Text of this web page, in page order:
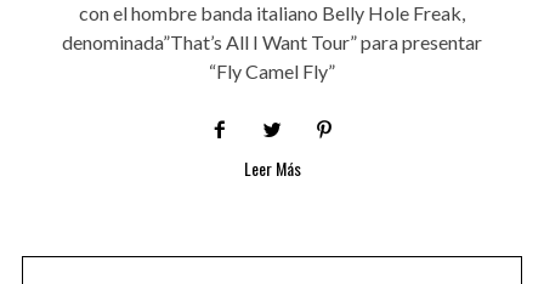
con el hombre banda italiano Belly Hole Freak,
denominada”That’s All I Want Tour” para presentar
“Fly Camel Fly”
Leer Más